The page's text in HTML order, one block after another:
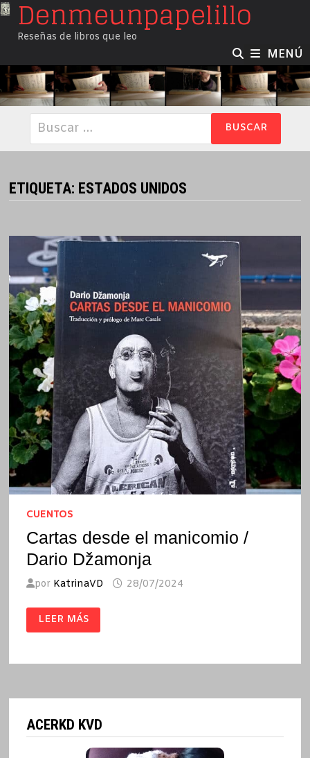
SaltarDenmeunpapelillo
Reseñas de libros que leo
MENÚ
Buscar:
ETIQUETA: ESTADOS UNIDOS
CUENTOS
Cartas desde el manicomio /
Dario Džamonja
por KatrinaVD 28/07/2024
CARTAS
DESDE
EL
DARIO
LEER MÁS
ACERKD KVD